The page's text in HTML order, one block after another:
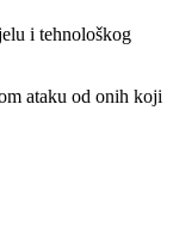
i tehnološkog
ataku od onih koji